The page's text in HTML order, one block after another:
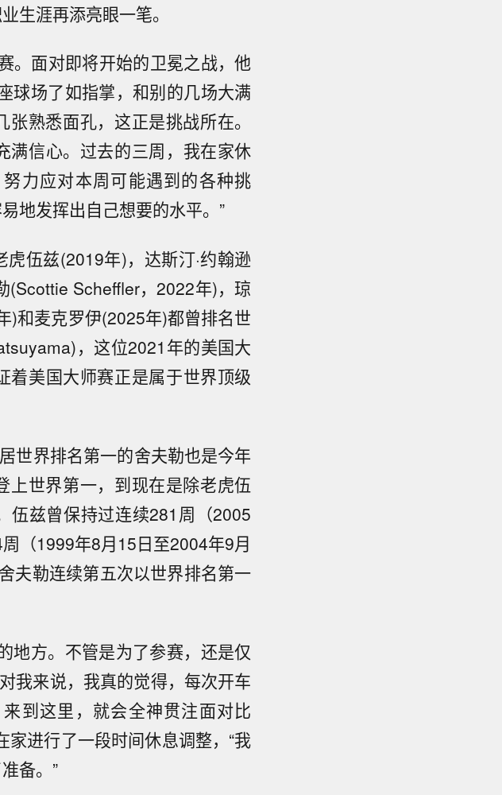
生涯再添亮眼一笔。
。面对即将开始的卫冕之战，他
球场了如指掌，和别的几场大满
熟悉面孔，这正是挑战所在。
满信心。过去的三周，我在家休
力应对本周可能遇到的各种挑
地发挥出自己想要的水平。”
伍兹(2019年)，达斯汀·约翰逊
(Scottie Scheffler，2022年)，琼
)和麦克罗伊(2025年)都曾排名世
，这位2021年的美国大
着美国大师赛正是属于世界顶级
世界排名第一的舍夫勒也是今年
上世界第一，到现在是除老虎伍
伍兹曾保持过连续281周（2005
（1999年8月15日至2004年9月
夫勒连续第五次以世界排名第一
地方。不管是为了参赛，还是仅
我来说，我真的觉得，每次开车
到这里，就会全神贯注面对比
家进行了一段时间休息调整，“我
备。”